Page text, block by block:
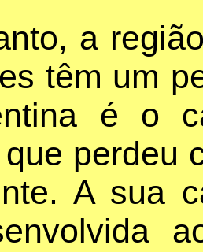
a
têm um
é o
perdeu
A sua